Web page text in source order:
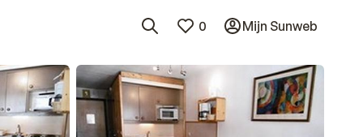
0 Mijn Sunweb